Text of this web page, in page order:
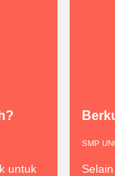
untuk
SMP